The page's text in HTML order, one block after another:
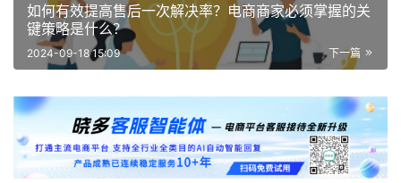
如何有效提高售后一次解决率？电商商家必须掌握的关
键策略是什么？
下一篇
2024-09-18 15:09